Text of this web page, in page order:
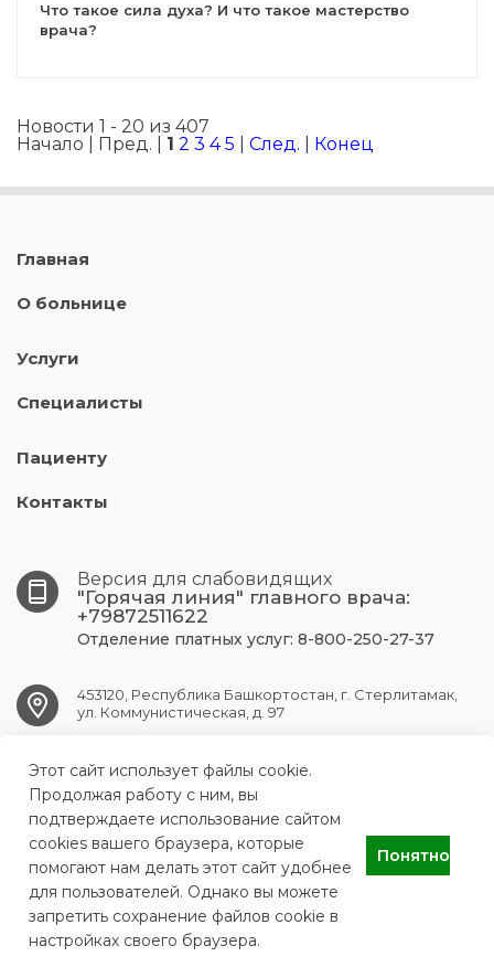
Что такое сила духа? И что такое мастерство
врача?
Новости 1 - 20 из 407
Начало | Пред. | 1 2 3 4 5 След. Конец
Главная
О больнице
Услуги
Специалисты
Пациенту
Контакты
Версия для слабовидящих
"Горячая линия" главного врача:
+79872511622
Отделение платных услуг: 8-800-250-27-37
453120, Республика Башкортостан, г. Стерлитамак,
ул. Коммунистическая, д. 97
str.gkb1@doctorrb.ru
ГБУЗ РБ ГКБ № 1 г.Стерлитамак
Этот сайт использует файлы cookie.
Продолжая работу с ним, вы
подтверждаете использование сайтом
cookies вашего браузера, которые
помогают нам делать этот сайт удобнее
для пользователей. Однако вы можете
запретить сохранение файлов cookie в
настройках своего браузера.
Понятно